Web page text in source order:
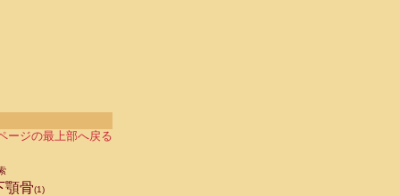
ージの最上部へ戻る
顎骨(1)